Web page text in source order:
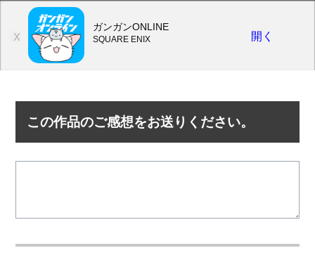
この作品のご感想をお送りください。
X
ガンガンONLINE
SQUARE ENIX 開く